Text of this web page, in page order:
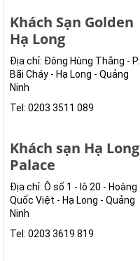
Khách Sạn Golden
Hạ Long
Địa chỉ: Đông Hùng Thắng - P.
Bãi Cháy - Hạ Long - Quảng
Ninh
Tel: 0203 3511 089
Khách sạn Hạ Long
Palace
Địa chỉ: Ô số 1 - lô 20 - Hoàng
Quốc Việt - Hạ Long - Quảng
Ninh
Tel: 0203 3619 819